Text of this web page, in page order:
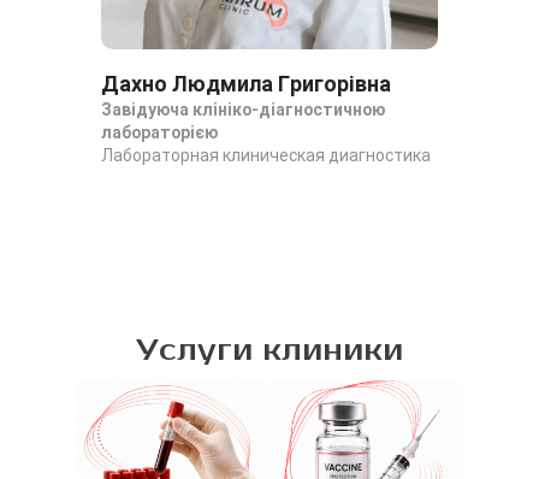
Дахно Людмила Григорівна
Завідуюча клініко-діагностичною
лабораторією
Лабораторная клиническая диагностика
Услуги клиники